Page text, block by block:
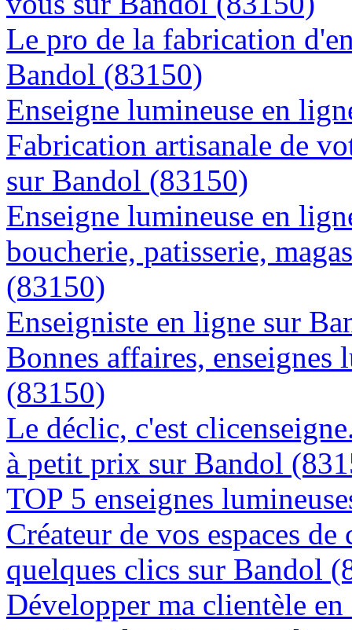
Le pro de la fabrication
Bandol (83150)
Enseigne lumineuse en
Fabrication artisanale de
sur Bandol (83150)
Enseigne lumineuse en
boucherie, patisserie,
(83150)
Enseigniste en ligne sur
Bonnes affaires,
(83150)
Le déclic, c'est
à petit prix sur Bandol
TOP 5 enseignes
Créateur de vos espaces
quelques clics sur Bandol
Développer ma clientèle